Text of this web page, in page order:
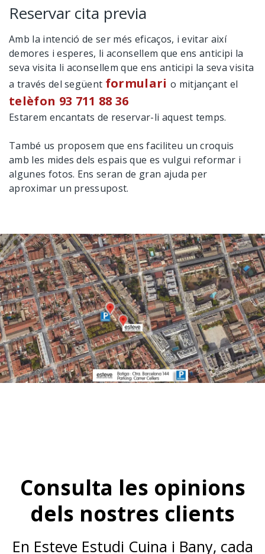
Reservar cita previa
Amb la intenció de ser més eficaços, i evitar així
demores i esperes, li aconsellem que ens anticipi la
seva visita li aconsellem que ens anticipi la seva visita
a través del següent formulari o mitjançant el
telèfon 93 711 88 36
Estarem encantats de reservar-li aquest temps.
També us proposem que ens faciliteu un croquis
amb les mides dels espais que es vulgui reformar i
algunes fotos. Ens seran de gran ajuda per
aproximar un pressupost.
Consulta les opinions
dels nostres clients
En Esteve Estudi Cuina i Bany, cada